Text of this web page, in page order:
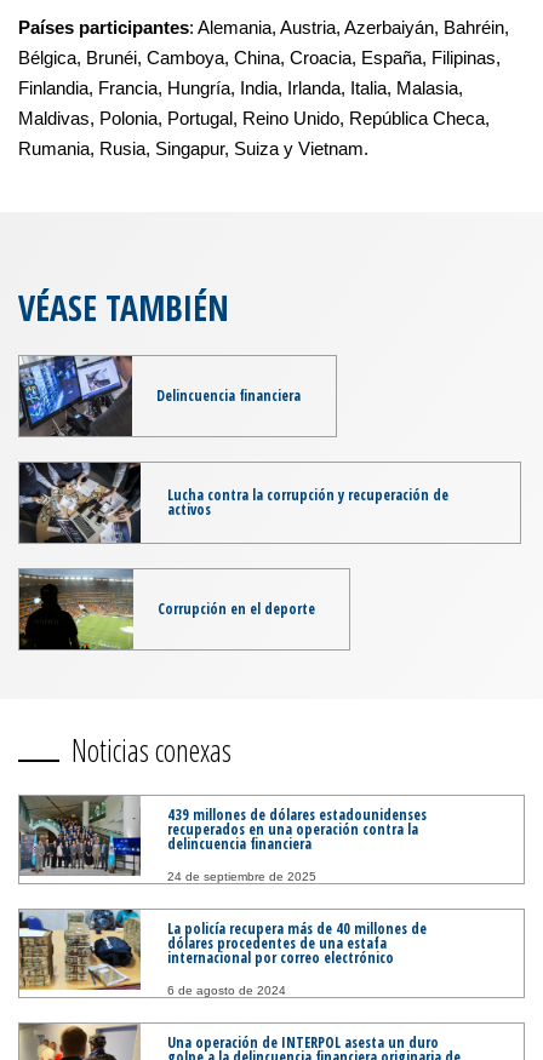
Países participantes: Alemania, Austria, Azerbaiyán, Bahréin,
Bélgica, Brunéi, Camboya, China, Croacia, España, Filipinas,
Finlandia, Francia, Hungría, India, Irlanda, Italia, Malasia,
Maldivas, Polonia, Portugal, Reino Unido, República Checa,
Rumania, Rusia, Singapur, Suiza y Vietnam.
VÉASE TAMBIÉN
Delincuencia financiera
Lucha contra la corrupción y recuperación de
activos
Corrupción en el deporte
Noticias conexas
439 millones de dólares estadounidenses
recuperados en una operación contra la
delincuencia financiera
24 de septiembre de 2025
La policía recupera más de 40 millones de
dólares procedentes de una estafa
internacional por correo electrónico
6 de agosto de 2024
Una operación de INTERPOL asesta un duro